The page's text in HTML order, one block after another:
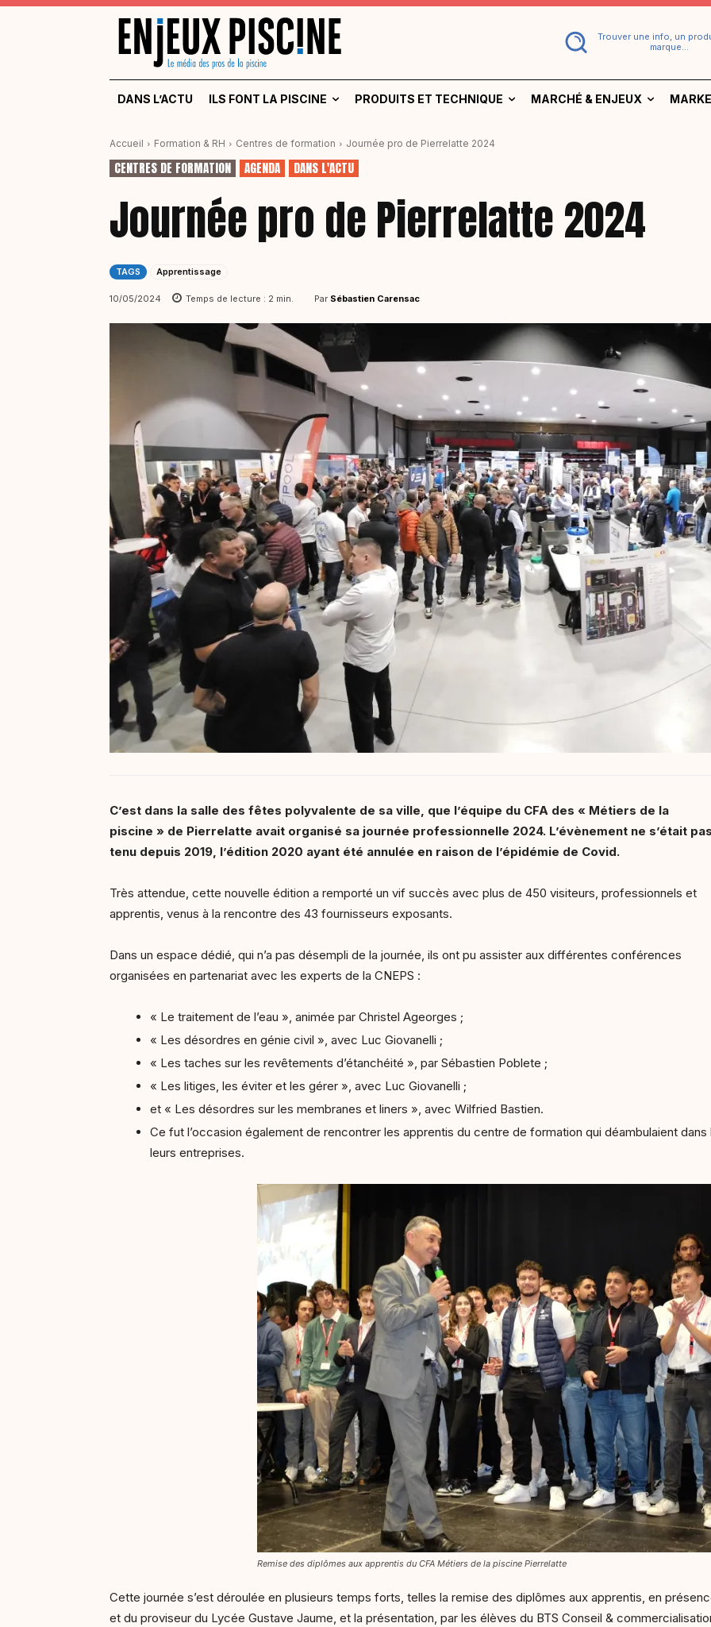
Trouver une info, un
marque...
DANS L’ACTU ILS FONT LA PISCINE PRODUITS ET TECHNIQUE MARCHÉ & ENJEUX
Accueil Formation & RH Centres de formation Journée pro de Pierrelatte 2024
CENTRES DE FORMATION AGENDA DANS L'ACTU
Journée pro de Pierrelatte 2024
TAGS Apprentissage
10/05/2024 Temps de lecture : 2 min. Par Sébastien Carensac
C’est dans la salle des fêtes polyvalente de sa ville, que l’équipe du CFA des « Métiers de la
piscine » de Pierrelatte avait organisé sa journée professionnelle 2024. L’évènement ne s’était
tenu depuis 2019, l’édition 2020 ayant été annulée en raison de l’épidémie de Covid.
Très attendue, cette nouvelle édition a remporté un vif succès avec plus de 450 visiteurs, professionnels et
apprentis, venus à la rencontre des 43 fournisseurs exposants.
Dans un espace dédié, qui n’a pas désempli de la journée, ils ont pu assister aux différentes conférences
organisées en partenariat avec les experts de la CNEPS :
« Le traitement de l’eau », animée par Christel Ageorges ;
« Les désordres en génie civil », avec Luc Giovanelli ;
« Les taches sur les revêtements d’étanchéité », par Sébastien Poblete ;
« Les litiges, les éviter et les gérer », avec Luc Giovanelli ;
et « Les désordres sur les membranes et liners », avec Wilfried Bastien.
Ce fut l’occasion également de rencontrer les apprentis du centre de formation qui déambulaient
leurs entreprises.
Remise des diplômes aux apprentis du CFA Métiers de la piscine Pierrelatte
Cette journée s’est déroulée en plusieurs temps forts, telles la remise des diplômes aux apprentis, en
et du proviseur du Lycée Gustave Jaume, et la présentation, par les élèves du BTS Conseil &